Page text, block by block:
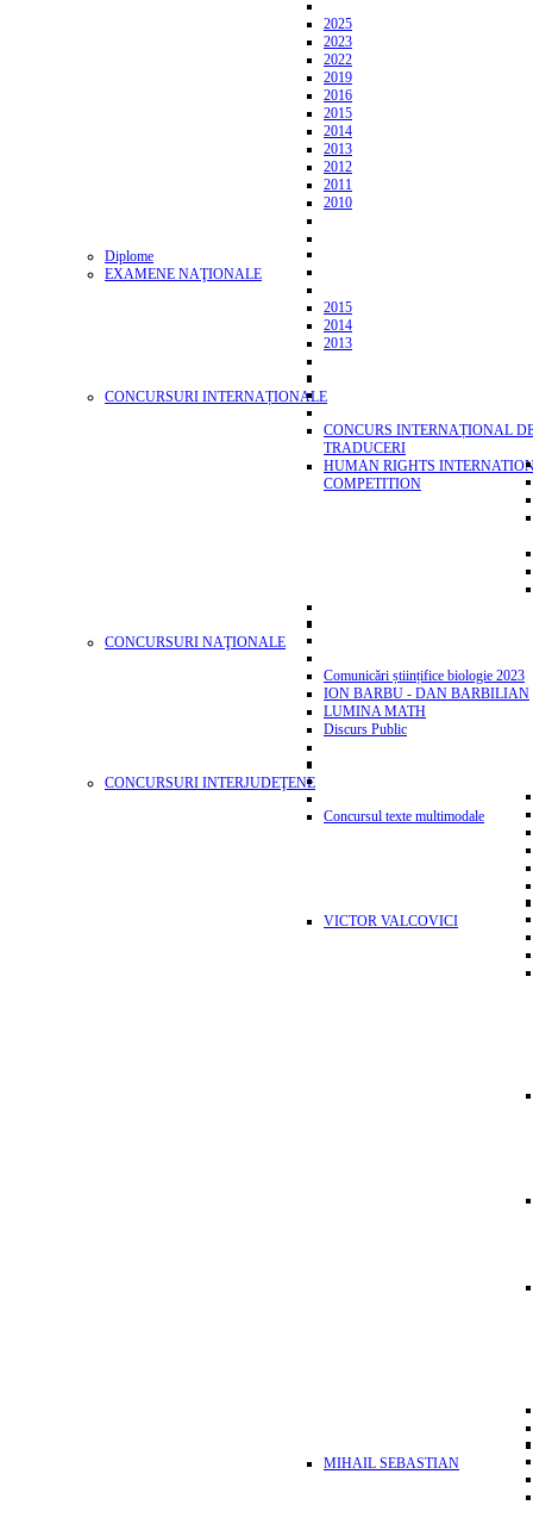
2025
2023
2022
2019
2016
2015
2014
2013
2012
2011
2010
Diplome
EXAMENE NAŢIONALE
2015
2014
2013
CONCURSURI INTERNAȚIONALE
CONCURS INTERNAȚIONAL
TRADUCERI
HUMAN RIGHTS
COMPETITION
CONCURSURI NAŢIONALE
Comunicări științifice biologie 2023
ION BARBU - DAN BARBILIAN
LUMINA MATH
Discurs Public
CONCURSURI INTERJUDEŢENE
Concursul texte multimodale
VICTOR VALCOVICI
MIHAIL SEBASTIAN